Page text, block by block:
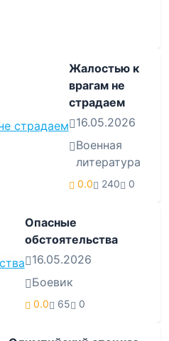
Жалостью к
врагам не
страдаем
16.05.2026
Военная
литература
0.0 240 0
Опасные
обстоятельства
16.05.2026
Боевик
0.0 65 0